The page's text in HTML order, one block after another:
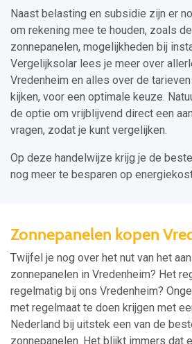
Naast belasting en subsidie zijn er
om rekening mee te houden, zoals
zonnepanelen, mogelijkheden bij
Vergelijksolar lees je meer over
Vredenheim en alles over de
kijken, voor een optimale keuze.
de optie om vrijblijvend direct een
vragen, zodat je kunt vergelijken.
Op deze handelwijze krijg je de
nog meer te besparen op
Zonnepanelen kopen
Twijfel je nog over het nut van het
zonnepanelen in Vredenheim? Het
regelmatig bij ons Vredenheim?
met regelmaat te doen krijgen met
Nederland bij uitstek een van de
zonnepanelen. Het blijkt immers dat